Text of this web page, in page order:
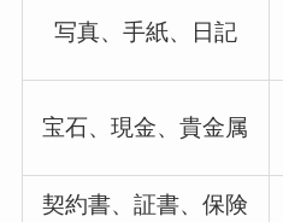
写真、手紙、日記
宝石、現金、貴金属
契約書、証書、保険